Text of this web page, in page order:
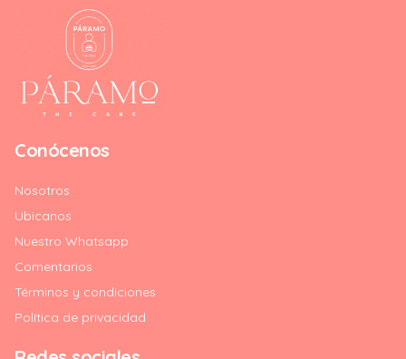
Conócenos
Nosotros
Ubicanos
Nuestro Whatsapp
Comentarios
Términos y condiciones
Política de privacidad